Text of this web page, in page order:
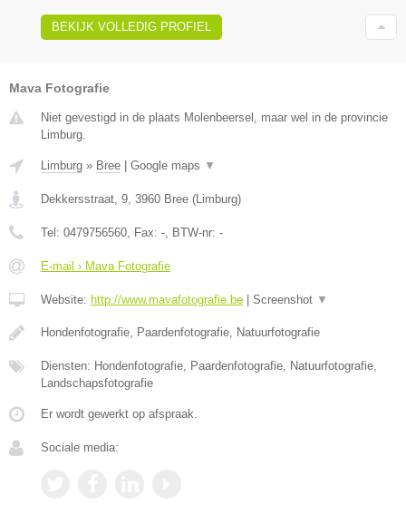
BEKIJK VOLLEDIG PROFIEL
Mava Fotografie
Niet gevestigd in de plaats Molenbeersel, maar wel in de provincie
Limburg.
Limburg » Bree Google maps ▼
Dekkersstraat, 9, 3960 Bree (Limburg)
Tel: 0479756560, Fax: -, BTW-nr: -
E-mail › Mava Fotografie
Website: http://www.mavafotografie.be Screenshot ▼
Hondenfotografie, Paardenfotografie, Natuurfotografie
Diensten: Hondenfotografie, Paardenfotografie, Natuurfotografie,
Landschapsfotografie
Er wordt gewerkt op afspraak.
Sociale media: